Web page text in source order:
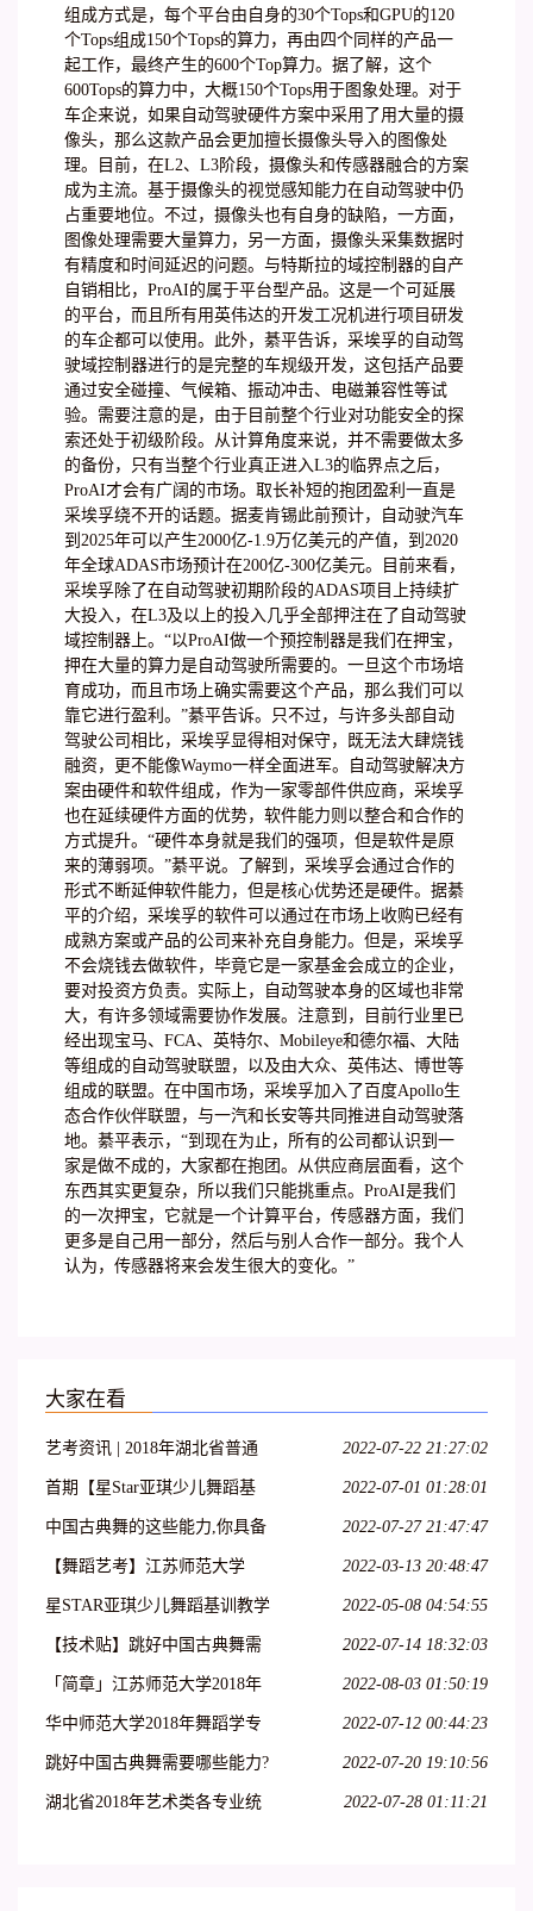
组成方式是，每个平台由自身的30个Tops和GPU的120
个Tops组成150个Tops的算力，再由四个同样的产品一
起工作，最终产生的600个Top算力。据了解，这个
600Tops的算力中，大概150个Tops用于图象处理。对于
车企来说，如果自动驾驶硬件方案中采用了用大量的摄
像头，那么这款产品会更加擅长摄像头导入的图像处
理。目前，在L2、L3阶段，摄像头和传感器融合的方案
成为主流。基于摄像头的视觉感知能力在自动驾驶中仍
占重要地位。不过，摄像头也有自身的缺陷，一方面，
图像处理需要大量算力，另一方面，摄像头采集数据时
有精度和时间延迟的问题。与特斯拉的域控制器的自产
自销相比，ProAI的属于平台型产品。这是一个可延展
的平台，而且所有用英伟达的开发工况机进行项目研发
的车企都可以使用。此外，綦平告诉，采埃孚的自动驾
驶域控制器进行的是完整的车规级开发，这包括产品要
通过安全碰撞、气候箱、振动冲击、电磁兼容性等试
验。需要注意的是，由于目前整个行业对功能安全的探
索还处于初级阶段。从计算角度来说，并不需要做太多
的备份，只有当整个行业真正进入L3的临界点之后，
ProAI才会有广阔的市场。取长补短的抱团盈利一直是
采埃孚绕不开的话题。据麦肯锡此前预计，自动驶汽车
到2025年可以产生2000亿-1.9万亿美元的产值，到2020
年全球ADAS市场预计在200亿-300亿美元。目前来看，
采埃孚除了在自动驾驶初期阶段的ADAS项目上持续扩
大投入，在L3及以上的投入几乎全部押注在了自动驾驶
域控制器上。“以ProAI做一个预控制器是我们在押宝，
押在大量的算力是自动驾驶所需要的。一旦这个市场培
育成功，而且市场上确实需要这个产品，那么我们可以
靠它进行盈利。”綦平告诉。只不过，与许多头部自动
驾驶公司相比，采埃孚显得相对保守，既无法大肆烧钱
融资，更不能像Waymo一样全面进军。自动驾驶解决方
案由硬件和软件组成，作为一家零部件供应商，采埃孚
也在延续硬件方面的优势，软件能力则以整合和合作的
方式提升。“硬件本身就是我们的强项，但是软件是原
来的薄弱项。”綦平说。了解到，采埃孚会通过合作的
形式不断延伸软件能力，但是核心优势还是硬件。据綦
平的介绍，采埃孚的软件可以通过在市场上收购已经有
成熟方案或产品的公司来补充自身能力。但是，采埃孚
不会烧钱去做软件，毕竟它是一家基金会成立的企业，
要对投资方负责。实际上，自动驾驶本身的区域也非常
大，有许多领域需要协作发展。注意到，目前行业里已
经出现宝马、FCA、英特尔、Mobileye和德尔福、大陆
等组成的自动驾驶联盟，以及由大众、英伟达、博世等
组成的联盟。在中国市场，采埃孚加入了百度Apollo生
态合作伙伴联盟，与一汽和长安等共同推进自动驾驶落
地。綦平表示，“到现在为止，所有的公司都认识到一
家是做不成的，大家都在抱团。从供应商层面看，这个
东西其实更复杂，所以我们只能挑重点。ProAI是我们
的一次押宝，它就是一个计算平台，传感器方面，我们
更多是自己用一部分，然后与别人合作一部分。我个人
认为，传感器将来会发生很大的变化。”
大家在看
艺考资讯 | 2018年湖北省普通
高校艺术专业招生统一考试大
2022-07-22 21:27:02
首期【星Star亚琪少儿舞蹈基
训】师资班包头站开始报名啦!
2022-07-01 01:28:01
中国古典舞的这些能力,你具备
了吗?
2022-07-27 21:47:47
【舞蹈艺考】江苏师范大学
2018年舞蹈高考专业招生简章
2022-03-13 20:48:47
星STAR亚琪少儿舞蹈基训教学
法第十一期—运城站
2022-05-08 04:54:55
【技术贴】跳好中国古典舞需
要哪些能力?
2022-07-14 18:32:03
「简章」江苏师范大学2018年
艺术类招生简章
2022-08-03 01:50:19
华中师范大学2018年舞蹈学专
业招生简章 报名时间1月22
2022-07-12 00:44:23
跳好中国古典舞需要哪些能力? 2022-07-20 19:10:56
湖北省2018年艺术类各专业统
2022-07-28 01:11:21